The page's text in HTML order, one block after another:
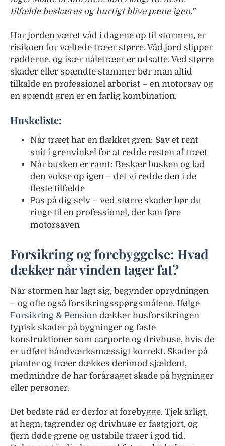
tilfælde beskæres og hurtigt blive pæne igen.”
Har jorden været våd i dagene op til stormen, er
risikoen for væltede træer større. Våd jord slipper
rødderne, og især nåletræer er udsatte. Ved større
skader eller spændte stammer bør man altid
tilkalde en professionel arborist – en motorsav og
en spændt gren er en farlig kombination.
Huskeliste:
Når træet har en flækket gren: Sav et rent
snit i grenvinkel for at redde resten af træet
Når busken er ramt: Beskær busken og lad
den vokse op igen – det vi redde den i de
fleste tilfælde
Pas på dig selv – ved større skader bør du
ringe til en professionel, der kan føre
motorsaven
Forsikring og forebyggelse: Hvad
dækker når vinden tager fat?
Når stormen har lagt sig, begynder oprydningen
– og ofte også forsikringsspørgsmålene. Ifølge
Forsikring & Pension dækker husforsikringen
typisk skader på bygninger og faste
konstruktioner som carporte og drivhuse, hvis de
er udført håndværksmæssigt korrekt. Skader på
planter og træer dækkes derimod sjældent,
medmindre de har forårsaget skade på bygninger
eller personer.
Det bedste råd er derfor at forebygge. Tjek årligt,
at hegn, tagrender og drivhuse er fastgjort, og
fjern døde grene og ustabile træer i god tid.